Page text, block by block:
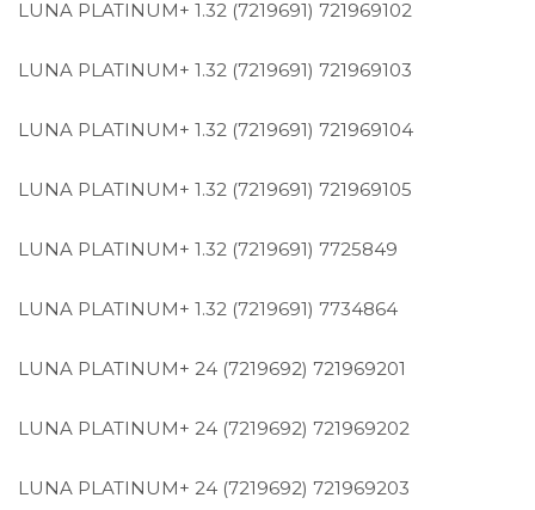
LUNA PLATINUM+ 1.32 (7219691) 721969102
LUNA PLATINUM+ 1.32 (7219691) 721969103
LUNA PLATINUM+ 1.32 (7219691) 721969104
LUNA PLATINUM+ 1.32 (7219691) 721969105
LUNA PLATINUM+ 1.32 (7219691) 7725849
LUNA PLATINUM+ 1.32 (7219691) 7734864
LUNA PLATINUM+ 24 (7219692) 721969201
LUNA PLATINUM+ 24 (7219692) 721969202
LUNA PLATINUM+ 24 (7219692) 721969203